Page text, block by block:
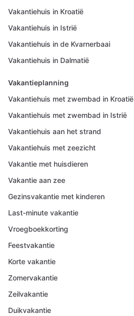
Vakantiehuis in Kroatië
Vakantiehuis in Istrië
Vakantiehuis in de Kvarnerbaai
Vakantiehuis in Dalmatië
Vakantieplanning
Vakantiehuis met zwembad in Kroatië
Vakantiehuis met zwembad in Istrië
Vakantiehuis aan het strand
Vakantiehuis met zeezicht
Vakantie met huisdieren
Vakantie aan zee
Gezinsvakantie met kinderen
Last-minute vakantie
Vroegboekkorting
Feestvakantie
Korte vakantie
Zomervakantie
Zeilvakantie
Duikvakantie